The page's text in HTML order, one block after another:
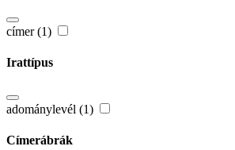
címer (1)
Irattípus
adománylevél (1)
Címerábrák